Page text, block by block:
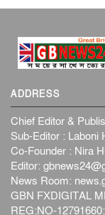
ADDRESS
Chief Editor &
Sub-Editor : Laboni
Co-Founder : Nira
Editor:
News Room:
GBN FXDIGITAL
REG:NO-